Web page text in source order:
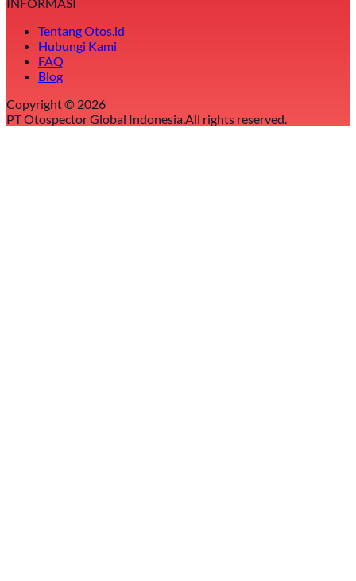
INFORMASI
Tentang Otos.id
Hubungi Kami
FAQ
Blog
Copyright © 2026
PT Otospector Global Indonesia.All rights reserved.